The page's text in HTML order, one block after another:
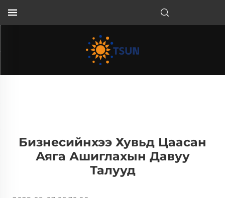
Бизнесийнхээ Хувьд Цаасан
Аяга Ашиглахын Давуу
Талууд